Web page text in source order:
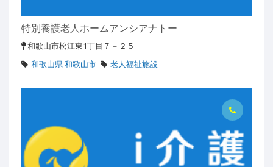
特別養護老人ホームアンシアナトー
和歌山市松江東1丁目７－２５
和歌山県 和歌山市
老人福祉施設